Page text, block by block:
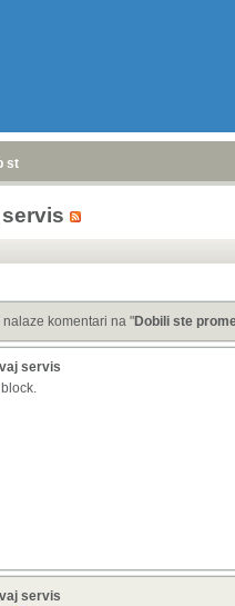
komentari na "Dobili ste
servis
servis